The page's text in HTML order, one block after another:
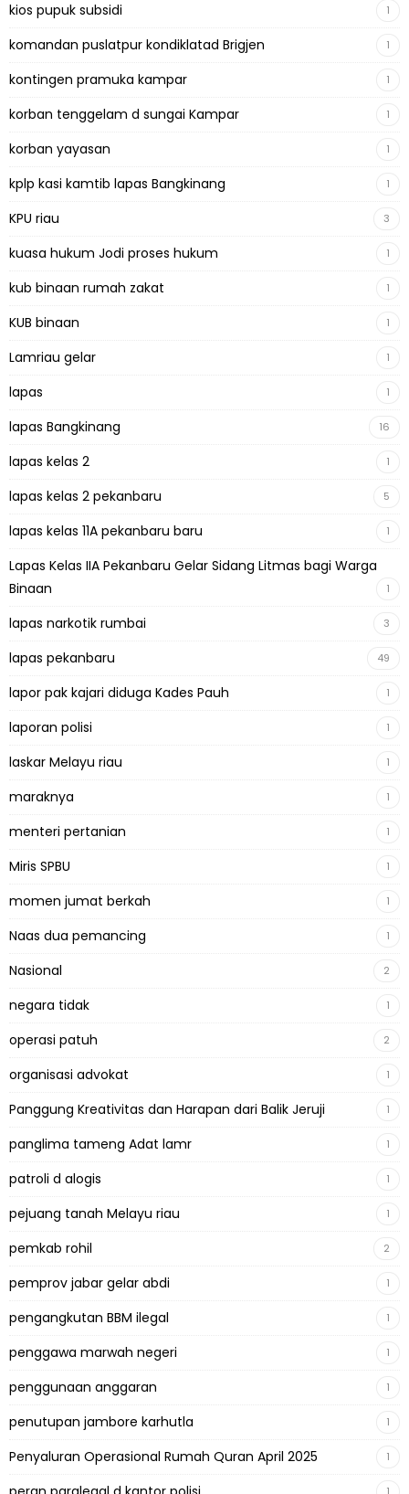
kios pupuk subsidi 1
komandan puslatpur kondiklatad Brigjen 1
kontingen pramuka kampar 1
korban tenggelam d sungai Kampar 1
korban yayasan 1
kplp kasi kamtib lapas Bangkinang 1
KPU riau 3
kuasa hukum Jodi proses hukum 1
kub binaan rumah zakat 1
KUB binaan 1
Lamriau gelar 1
lapas 1
lapas Bangkinang 16
lapas kelas 2 1
lapas kelas 2 pekanbaru 5
lapas kelas 11A pekanbaru baru 1
Lapas Kelas IIA Pekanbaru Gelar Sidang Litmas bagi Warga
Binaan
1
lapas narkotik rumbai 3
lapas pekanbaru 49
lapor pak kajari diduga Kades Pauh 1
laporan polisi 1
laskar Melayu riau 1
maraknya 1
menteri pertanian 1
Miris SPBU 1
momen jumat berkah 1
Naas dua pemancing 1
Nasional 2
negara tidak 1
operasi patuh 2
organisasi advokat 1
Panggung Kreativitas dan Harapan dari Balik Jeruji 1
panglima tameng Adat lamr 1
patroli d alogis 1
pejuang tanah Melayu riau 1
pemkab rohil 2
pemprov jabar gelar abdi 1
pengangkutan BBM ilegal 1
penggawa marwah negeri 1
penggunaan anggaran 1
penutupan jambore karhutla 1
Penyaluran Operasional Rumah Quran April 2025 1